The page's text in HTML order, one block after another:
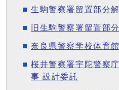
生駒警察署留置部分
旧生駒警察署留置部
奈良県警察学校体育
桜井警察署宇陀警察
事 設計委託